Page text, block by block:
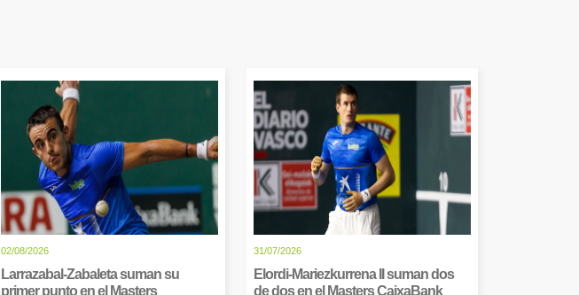
02/08/2026
Larrazabal-Zabaleta suman su
primer punto en el Masters
31/07/2026
Elordi-Mariezkurrena II suman dos
de dos en el Masters CaixaBank